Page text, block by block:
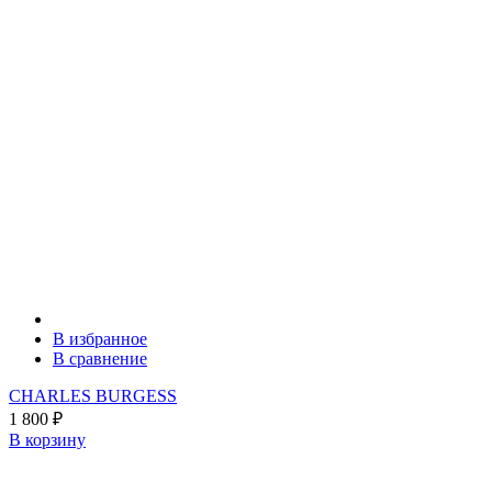
В избранное
В сравнение
CHARLES BURGESS
1 800 ₽
В корзину